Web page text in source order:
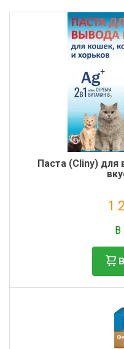
Паста (Cliny)
1
В